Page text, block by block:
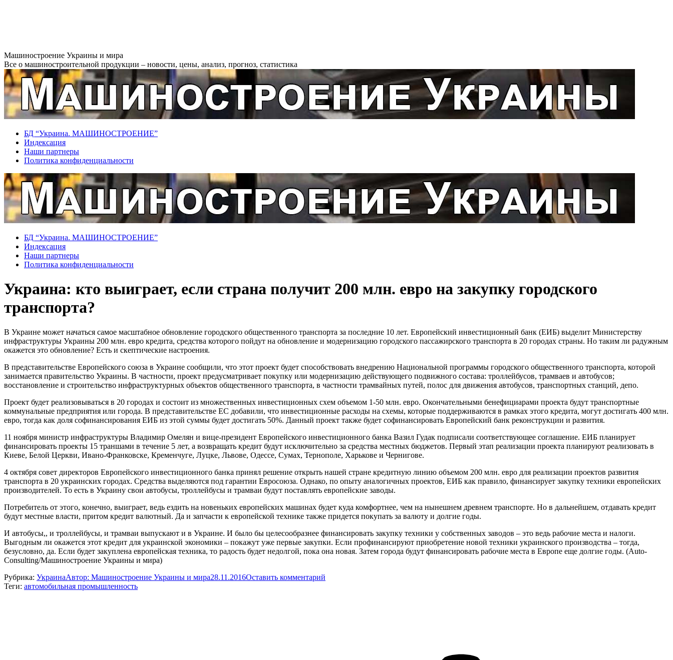
Перейти
к
содержанию
Машиностроение Украины и мира
Все о машиностроительной продукции – новости, цены, анализ, прогноз, статистика
БД “Украина. МАШИНОСТРОЕНИЕ”
Индекcация
Наши партнеры
Политика конфиденциальности
БД “Украина. МАШИНОСТРОЕНИЕ”
Индекcация
Наши партнеры
Политика конфиденциальности
Украина: кто выиграет, если страна получит 200 млн. евро на закупку городского
транспорта?
В Украине может начаться самое масштабное обновление городского общественного транспорта за последние 10 лет. Европейский инвестиционный банк (ЕИБ) выделит Министерству
инфраструктуры Украины 200 млн. евро кредита, средства которого пойдут на обновление и модернизацию городского пассажирского транспорта в 20 городах страны. Но таким ли радужным
окажется это обновление? Есть и скептические настроения.
В представительстве Европейского союза в Украине сообщили, что этот проект будет способствовать внедрению Национальной программы городского общественного транспорта, которой
занимается правительство Украины. В частности, проект предусматривает покупку или модернизацию действующего подвижного состава: троллейбусов, трамваев и автобусов;
восстановление и строительство инфраструктурных объектов общественного транспорта, в частности трамвайных путей, полос для движения автобусов, транспортных станций, депо.
Проект будет реализовываться в 20 городах и состоит из множественных инвестиционных схем объемом 1-50 млн. евро. Окончательными бенефициарами проекта будут транспортные
коммунальные предприятия или города. В представительстве ЕС добавили, что инвестиционные расходы на схемы, которые поддерживаются в рамках этого кредита, могут достигать 400 млн.
евро, тогда как доля софинансирования ЕИБ из этой суммы будет достигать 50%. Данный проект также будет софинансировать Европейский банк реконструкции и развития.
11 ноября министр инфраструктуры Владимир Омелян и вице-президент Европейского инвестиционного банка Вазил Гудак подписали соответствующее соглашение. ЕИБ планирует
финансировать проекты 15 траншами в течение 5 лет, а возвращать кредит будут исключительно за средства местных бюджетов. Первый этап реализации проекта планируют реализовать в
Киеве, Белой Церкви, Ивано-Франковске, Кременчуге, Луцке, Львове, Одессе, Сумах, Тернополе, Харькове и Чернигове.
4 октября совет директоров Европейского инвестиционного банка принял решение открыть нашей стране кредитную линию объемом 200 млн. евро для реализации проектов развития
транспорта в 20 украинских городах. Средства выделяются под гарантии Евросоюза. Однако, по опыту аналогичных проектов, ЕИБ как правило, финансирует закупку техники европейских
производителей. То есть в Украину свои автобусы, троллейбусы и трамваи будут поставлять европейские заводы.
Потребитель от этого, конечно, выиграет, ведь ездить на новеньких европейских машинах будет куда комфортнее, чем на нынешнем древнем транспорте. Но в дальнейшем, отдавать кредит
будут местные власти, притом кредит валютный. Да и запчасти к европейской технике также придется покупать за валюту и долгие годы.
И автобусы,, и троллейбусы, и трамваи выпускают и в Украине. И было бы целесообразнее финансировать закупку техники у собственных заводов – это ведь рабочие места и налоги.
Выгодным ли окажется этот кредит для украинской экономики – покажут уже первые закупки. Если профинансируют приобретение новой техники украинского производства – тогда,
безусловно, да. Если будет закуплена европейская техника, то радость будет недолгой, пока она новая. Затем города будут финансировать рабочие места в Европе еще долгие годы. (Auto-
Consulting/Машиностроение Украины и мира)
Рубрика: УкраинаАвтор: Машиностроение Украины и мира28.11.2016Оставить комментарий
Теги: автомобильная промышленность